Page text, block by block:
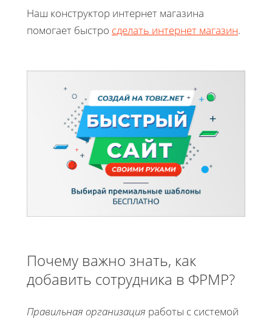
Наш конструктор интернет магазина
помогает быстро сделать интернет магазин.
Почему важно знать, как
добавить сотрудника в ФРМР?
Правильная организация работы с системой